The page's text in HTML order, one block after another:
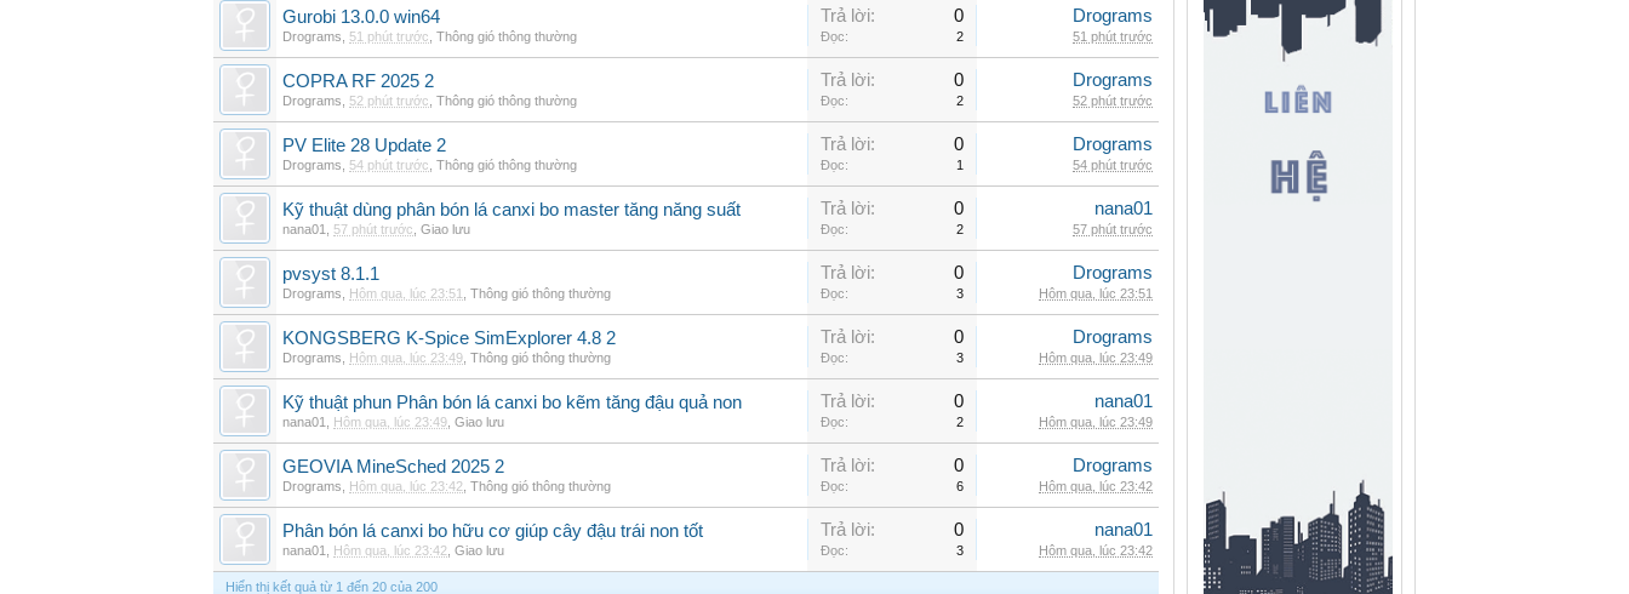
Gurobi 13.0.0 win64
Drograms 51 phút trước Thông gió thông thường
Trả lời: 0
Đọc: 2
Drograms
51 phút trước
COPRA RF 2025 2
Drograms 52 phút trước Thông gió thông thường
Trả lời: 0
Đọc: 2
Drograms
52 phút trước
PV Elite 28 Update 2
Drograms 54 phút trước Thông gió thông thường
Trả lời: 0
Đọc: 1
Drograms
54 phút trước
Kỹ thuật dùng phân bón lá canxi bo master tăng năng suất
nana01 57 phút trước Giao lưu
Trả lời: 0
Đọc: 2
nana01
57 phút trước
pvsyst 8.1.1
Drograms Hôm qua, lúc 23:51 Thông gió thông thường
Trả lời: 0
Đọc: 3
Drograms
Hôm qua, lúc 23:51
KONGSBERG K-Spice SimExplorer 4.8 2
Drograms Hôm qua, lúc 23:49 Thông gió thông thường
Trả lời: 0
Đọc: 3
Drograms
Hôm qua, lúc 23:49
Kỹ thuật phun Phân bón lá canxi bo kẽm tăng đậu quả non
nana01 Hôm qua, lúc 23:49 Giao lưu
Trả lời: 0
Đọc: 2
nana01
Hôm qua, lúc 23:49
GEOVIA MineSched 2025 2
Drograms Hôm qua, lúc 23:42 Thông gió thông thường
Trả lời: 0
Đọc: 6
Drograms
Hôm qua, lúc 23:42
Phân bón lá canxi bo hữu cơ giúp cây đậu trái non tốt
nana01 Hôm qua, lúc 23:42 Giao lưu
Trả lời: 0
Đọc: 3
nana01
Hôm qua, lúc 23:42
Hiển thị kết quả từ 1 đến 20 của 200